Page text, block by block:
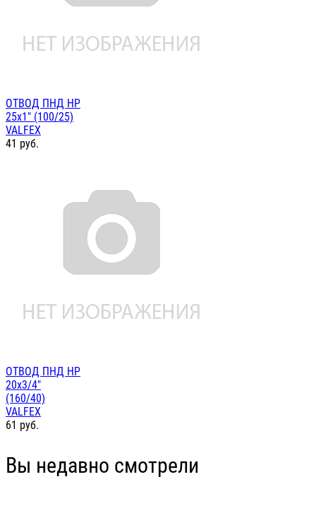
ОТВОД ПНД НР
25х1" (100/25)
VALFEX
41 руб.
ОТВОД ПНД НР
20х3/4"
(160/40)
VALFEX
61 руб.
Вы недавно смотрели